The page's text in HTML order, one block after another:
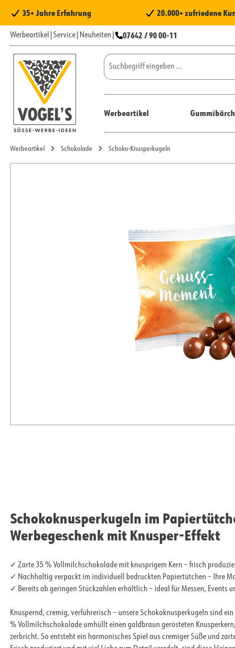
Hauptinhalt springen
Zur Suche springen
Zur Hauptnavigation springen
35+ Jahre Erfahrung 20.000+ zufriedene
Werbeartikel Service Neuheiten 07642 / 90 00-11
Werbeartikel
Werbeartikel Schokolade Schoko-Knusperkugeln
Schokoknusperkugeln im
Werbegeschenk mit Knusper-Effekt
✓ Zarte 35 % Vollmilchschokolade mit knusprigem Kern – frisch
✓ Nachhaltig verpackt im individuell bedruckten Papiertütchen – Ihre
✓ Bereits ab geringen Stückzahlen erhältlich – ideal für Messen, Events
Knuspernd, cremig, verführerisch – unsere Schokoknusperkugeln sind
% Vollmilchschokolade umhüllt einen goldbraun gerösteten
zerbricht. So entsteht ein harmonisches Spiel aus cremiger Süße und